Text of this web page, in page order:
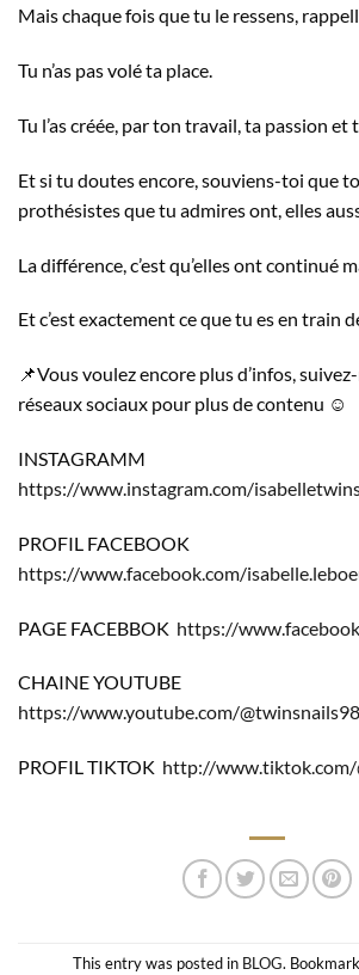
Mais chaque fois que tu le ressens,
Tu n’as pas volé ta place.
Tu l’as créée, par ton travail, ta passion et
Et si tu doutes encore, souviens-toi que
prothésistes que tu admires ont, elles
La différence, c’est qu’elles ont continué
Et c’est exactement ce que tu es en train
📌Vous voulez encore plus d’infos,
réseaux sociaux pour plus de contenu ☺️
INSTAGRAMM
https://www.instagram.com/
PROFIL FACEBOOK
https://www.facebook.com/
PAGE FACEBBOK https://
CHAINE YOUTUBE
https://www.youtube.com/
PROFIL TIKTOK http://www.tiktok.com/
This entry was posted in BLOG.